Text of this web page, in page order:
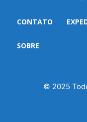
CONTATO
SOBRE
© 2025